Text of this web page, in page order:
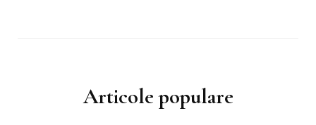
Articole populare